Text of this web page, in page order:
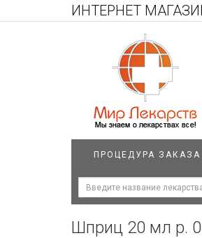
ИНТЕРНЕТ
ПРОЦЕДУРА ЗАКАЗА
Шприц 20 мл р.